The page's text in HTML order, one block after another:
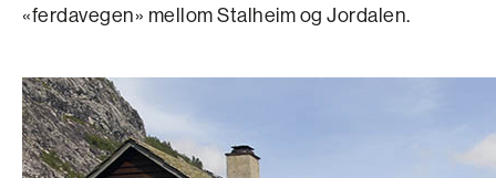
«ferdavegen» mellom Stalheim og Jordalen.